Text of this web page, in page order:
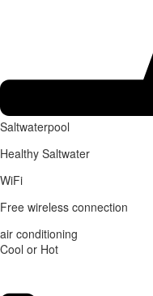
Saltwaterpool
Healthy Saltwater
WiFi
Free wireless connection
air conditioning
Cool or Hot